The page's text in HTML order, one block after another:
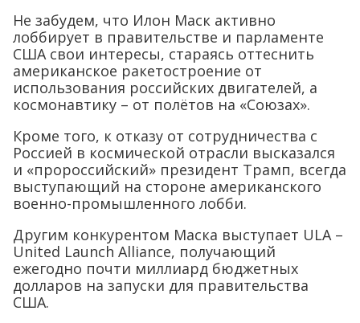
Не забудем, что Илон Маск активно
лоббирует в правительстве и парламенте
США свои интересы, стараясь оттеснить
американское ракетостроение от
использования российских двигателей, а
космонавтику – от полётов на «Союзах».
Кроме того, к отказу от сотрудничества с
Россией в космической отрасли высказался
и «пророссийский» президент Трамп, всегда
выступающий на стороне американского
военно-промышленного лобби.
Другим конкурентом Маска выступает ULA –
United Launch Alliance, получающий
ежегодно почти миллиард бюджетных
долларов на запуски для правительства
США.